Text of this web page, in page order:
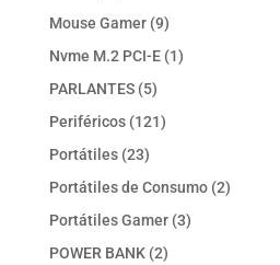
productos
Mouse Gamer 99
productos
Nvme M.2 PCI-E 11
PARLANTES 55
productos
Periféricos 121121
Portátiles 2323
productos
Portátiles de Consumo 22
Portátiles Gamer 33
POWER BANK 22